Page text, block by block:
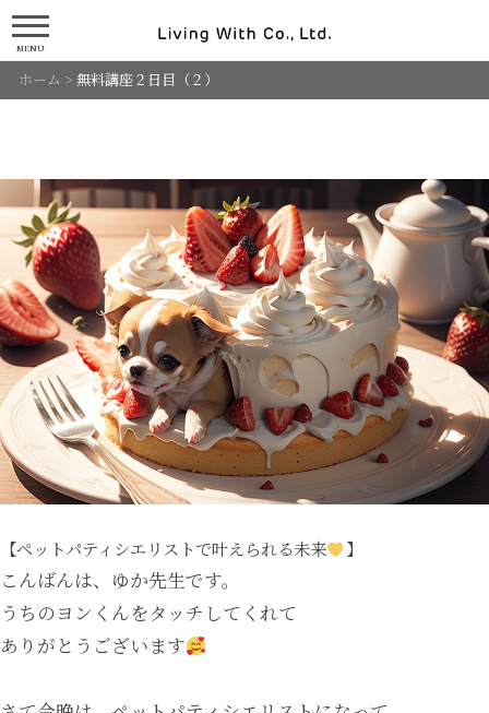
MENU
ホーム > 無料講座２日目（２）
【ペットパティシエリストで叶えられる未来 】
こんばんは、ゆか先生です。
うちのヨンくんをタッチしてくれて
ありがとうございます